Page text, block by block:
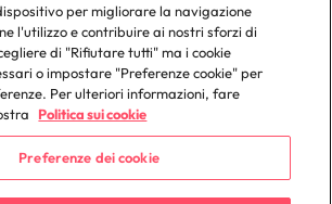
per migliorare la navigazione
l'utilizzo e contribuire ai nostri sforzi di
di "Rifiutare tutti" ma i cookie
o impostare "Preferenze cookie" per
Per ulteriori informazioni, fare
Politica sui cookie
Preferenze dei cookie